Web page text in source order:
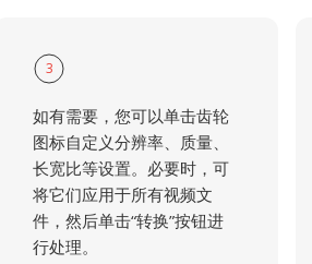
3
如有需要，您可以单击齿轮
图标自定义分辨率、质量、
长宽比等设置。必要时，可
将它们应用于所有视频文
件，然后单击“转换”按钮进
行处理。